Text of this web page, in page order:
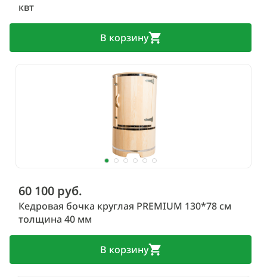
квт
В корзину
60 100 руб.
Кедровая бочка круглая PREMIUM 130*78 см
толщина 40 мм
В корзину